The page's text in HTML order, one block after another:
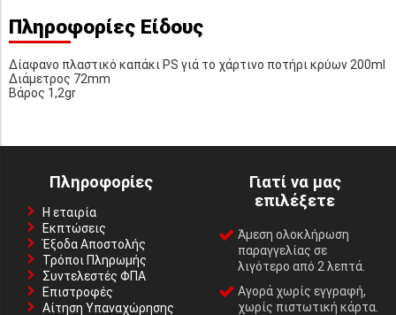
Πληροφορίες Είδους
Δίαφανο πλαστικό καπάκι PS γιά το χάρτινο ποτήρι κρύων 200ml
Διάμετρος 72mm
Βάρος 1,2gr
Πληροφορίες
Η εταιρία
Εκπτώσεις
Έξοδα Αποστολής
Τρόποι Πληρωμής
Συντελεστές ΦΠΑ
Επιστροφές
Αίτηση Υπαναχώρησης
Γιατί να μας
επιλέξετε
Άμεση ολοκλήρωση
παραγγελίας σε
λιγότερο από 2 λεπτά.
Αγορά χωρίς εγγραφή,
χωρίς πιστωτική κάρτα.